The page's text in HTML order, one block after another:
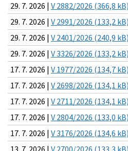
29. 7. 2026 | V 2882/2026 (366,8 kB)
29. 7. 2026 | V 2991/2026 (133,2 kB)
29. 7. 2026 | V 2401/2026 (240,9 kB)
29. 7. 2026 | V 3326/2026 (133,2 kB)
17. 7. 2026 | V 1977/2026 (134,7 kB)
17. 7. 2026 | V 2698/2026 (134,1 kB)
17. 7. 2026 | V 2711/2026 (134,1 kB)
17. 7. 2026 | V 2804/2026 (133,0 kB)
17. 7. 2026 | V 3176/2026 (134,6 kB)